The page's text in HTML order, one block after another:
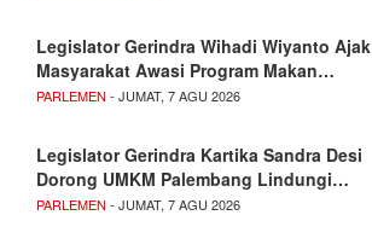
Legislator Gerindra Wihadi Wiyanto Ajak
Masyarakat Awasi Program Makan…
PARLEMEN - JUMAT, 7 AGU 2026
Legislator Gerindra Kartika Sandra Desi
Dorong UMKM Palembang Lindungi…
PARLEMEN - JUMAT, 7 AGU 2026